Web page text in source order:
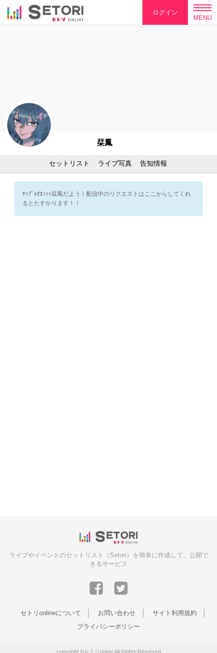
MENU
ログイン
栞鳳
セットリスト ライブ写真 告知情報
ﾔｯﾌﾟｫｵｵﾝｯｯ栞鳳だよう！配信中のリクエストはここからしてくれ
るとたすかります！！
ライブやイベントのセットリスト（Setori）を簡単に作成して、公開で
きるサービス
セトリonlineについて お問い合わせ
サイト利用規約
プライバシーポリシー
copyright ©セトリonline All Rights Reserved